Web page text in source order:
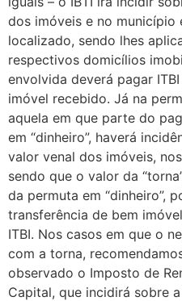
dos imóveis e no município
localizado, sendo lhes
respectivos domicílios
envolvida deverá pagar
imóvel recebido. Já na
aquela em que parte do
em “dinheiro”, haverá
valor venal dos imóveis,
sendo que o valor da
da permuta em “dinheiro”,
transferência de bem
ITBI. Nos casos em que o
com a torna,
observado o Imposto de
Capital, que incidirá sobre